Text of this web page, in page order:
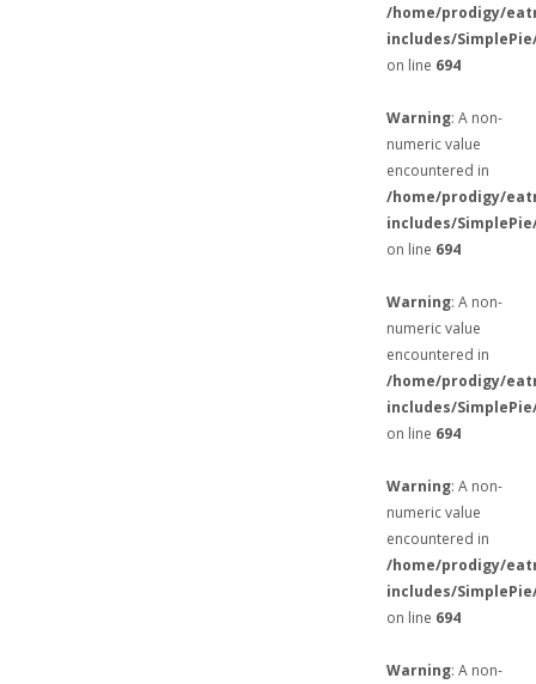
/home/prodigy/
includes/
on line 694
Warning: A non-
numeric value
encountered in
/home/prodigy/
includes/
on line 694
Warning: A non-
numeric value
encountered in
/home/prodigy/
includes/
on line 694
Warning: A non-
numeric value
encountered in
/home/prodigy/
includes/
on line 694
Warning: A non-